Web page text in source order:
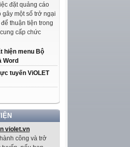
đặt quảng cáo
gây một số trở ngại
thuận tiện trong
cấp chức
hiện menu Bộ
Word
tuyến ViOLET
violet.vn
công và trở